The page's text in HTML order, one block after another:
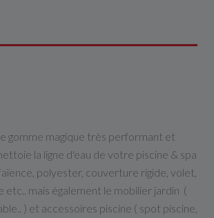
gomme magique très performant et
la ligne d'eau de votre piscine & spa
polyester, couverture rigide, volet,
etc.. mais également le mobilier jardin (
) et accessoires piscine ( spot piscine,